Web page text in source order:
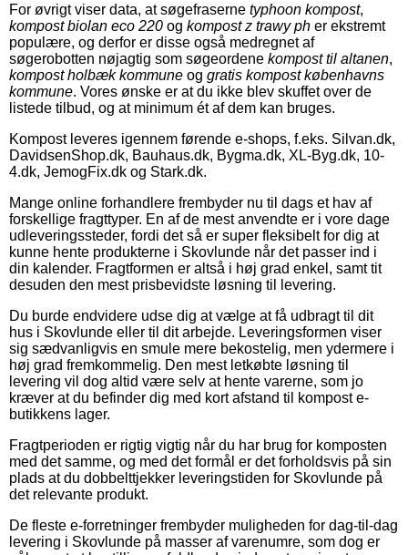
For øvrigt viser data, at søgefraserne typhoon kompost,
kompost biolan eco 220 og kompost z trawy ph er ekstremt
populære, og derfor er disse også medregnet af
søgerobotten nøjagtig som søgeordene kompost til altanen,
kompost holbæk kommune og gratis kompost københavns
kommune. Vores ønske er at du ikke blev skuffet over de
listede tilbud, og at minimum ét af dem kan bruges.
Kompost leveres igennem førende e-shops, f.eks. Silvan.dk,
DavidsenShop.dk, Bauhaus.dk, Bygma.dk, XL-Byg.dk, 10-
4.dk, JemogFix.dk og Stark.dk.
Mange online forhandlere frembyder nu til dags et hav af
forskellige fragttyper. En af de mest anvendte er i vore dage
udleveringssteder, fordi det så er super fleksibelt for dig at
kunne hente produkterne i Skovlunde når det passer ind i
din kalender. Fragtformen er altså i høj grad enkel, samt tit
desuden den mest prisbevidste løsning til levering.
Du burde endvidere udse dig at vælge at få udbragt til dit
hus i Skovlunde eller til dit arbejde. Leveringsformen viser
sig sædvanligvis en smule mere bekostelig, men ydermere i
høj grad fremkommelig. Den mest letkøbte løsning til
levering vil dog altid være selv at hente varerne, som jo
kræver at du befinder dig med kort afstand til kompost e-
butikkens lager.
Fragtperioden er rigtig vigtig når du har brug for komposten
med det samme, og med det formål er det forholdsvis på sin
plads at du dobbelttjekker leveringstiden for Skovlunde på
det relevante produkt.
De fleste e-forretninger frembyder muligheden for dag-til-dag
levering i Skovlunde på masser af varenumre, som dog er